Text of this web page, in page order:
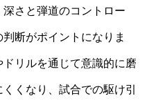
さと弾道のコントロー
断がポイントになりま
リルを通じて意識的に磨
くなり、試合での駆け引